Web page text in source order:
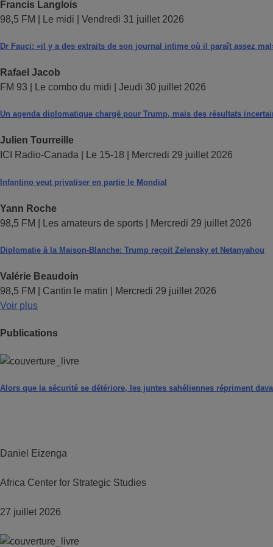
Francis Langlois
98,5 FM | Le midi | Vendredi 31 juillet 2026
Dr Fauci: «il y a des extraits de son journal intime où il paraît assez
Rafael Jacob
FM 93 | Le combo du midi | Jeudi 30 juillet 2026
Un agenda diplomatique chargé pour Trump, mais des résultats
Julien Tourreille
ICI Radio-Canada | Le 15-18 | Mercredi 29 juillet 2026
Infantino veut privatiser en partie le Mondial
Yann Roche
98,5 FM | Les amateurs de sports | Mercredi 29 juillet 2026
Diplomatie à la Maison-Blanche: Trump reçoit Zelensky et Netanyahou
Valérie Beaudoin
98,5 FM | Cantin le matin | Mercredi 29 juillet 2026
Voir plus
Publications
Alors que la sécurité se détériore, les juntes sahéliennes répriment
Daniel Eizenga
Africa Center for Strategic Studies
27 juillet 2026